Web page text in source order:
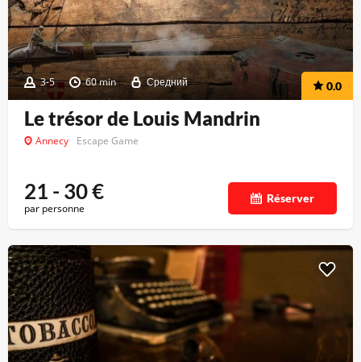
3-5 60 min Средний 0.0
Le trésor de Louis Mandrin
Annecy Escape Game
21 - 30€
par personne
Réserver